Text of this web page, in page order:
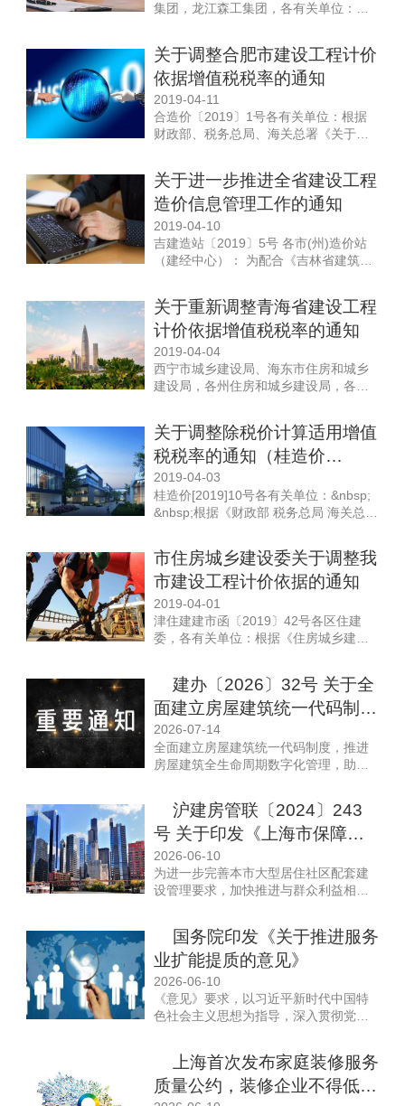
集团，龙江森工集团，各有关单位：
改革有关政策的公告》（财政部 税务总
局 海关总署公告2019年第39号）和《住
房和城乡建设部办公厅关于重新调整建
设工程计价依据增...
关于调整合肥市建设工程计价
依据增值税税率的通知
2019-04-11
合造价〔2019〕1号各有关单位：根据
财政部、税务总局、海关总署《关于深
部 税务总局 海关总署公告2019年第39
号）、《住房城乡建设部办公厅关于重
新调整建设工程计价依据增值税税率的
通知》（建办标函〔2019〕193号）和
安徽省建设工程造价管理总站《关于调
整我省现行...
关于进一步推进全省建设工程
造价信息管理工作的通知
2019-04-10
吉建造站〔2019〕5号 各市(州)造价站
（建经中心）： 为配合《吉林省建筑工
2019）、《吉林省市政工程计价定额》
（JLJD-SZ-2019）、《吉林省安装工程
计价定额》（JLJD-AZ-2019）的发布施
行，现...
关于重新调整青海省建设工程
计价依据增值税税率的通知
2019-04-04
西宁市城乡建设局、海东市住房和城乡
建设局，各州住房和城乡建设局，各有
署关于深化增值税改革有关政策的公
告》（财政部 税务总局 海关总署公告
2019年第39号）和《住房城乡建设部办
公厅关于重新调整建设工程计价依据增
值税税率的通知》（建办标函〔2019〕
193号）的要...
关于调整除税价计算适用增值
税税率的通知（桂造价
[2019]10号）
2019-04-03
桂造价[2019]10号各有关单位：&nbsp;
&nbsp;根据《财政部 税务总局 海关总署
（财政部 税务总局 海关总署公告2019
年第39号）规定，现对除税价计算适用
增值税税率作如下调整:&nbsp; &nbsp;
一、增值税一般纳税人（以下称纳税
人）发生增值税...
市住房城乡建设委关于调整我
市建设工程计价依据的通知
2019-04-01
津住建建市函〔2019〕42号各区住建
委，各有关单位：根据《住房城乡建设
〔2019〕193号）文件要求，现对我市
现行各专业计价依据中，一般计税方法
计价的相关内容作如下调整：一、材料
费中以“元”为单位的材料调整系数为
0.902；材料采购及...
建办〔2026〕32号 关于全
面建立房屋建筑统一代码制度
的通知
2026-07-14
全面建立房屋建筑统一代码制度，推进
房屋建筑全生命周期数字化管理，助力
知如下。
沪建房管联〔2024〕243
号 关于印发《上海市保障性
住房（大型居住社区）配套建
设管理导则（基地内市政公建
的通知
2026-06-10
为进一步完善本市大型居住社区配套建
设管理要求，加快推进与群众利益相关
多层次、多样化配套需求，现将《上海
市保障性住房（大型居住社区）配套建
设管理导则（基地内市政公建配套）
（2024年修订版）》（以下简称导则）
印发给你们，请遵照执行。
国务院印发《关于推进服务
业扩能提质的意见》
2026-06-10
《意见》要求，以习近平新时代中国特
色社会主义思想为指导，深入贯彻党的
确全面贯彻新发展理念，坚持有效市场
和有为政府相结合，坚持扩能和提质并
举、发展和监管统筹，突出需求牵引、
改革攻坚、科技赋能、开放合作，深入
上海首次发布家庭装修服务
质量公约，装修企业不得低价